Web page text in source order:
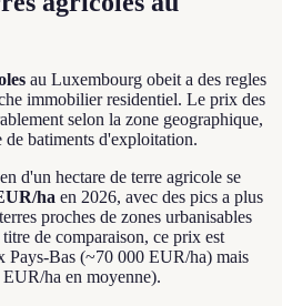
au Luxembourg obeit a des regles
immobilier residentiel. Le prix des
selon la zone geographique,
de batiments d'exploitation.
d'un hectare de terre agricole se
ha en 2026, avec des pics a plus
proches de zones urbanisables
de comparaison, ce prix est
Pays-Bas (~70 000 EUR/ha) mais
ha en moyenne).